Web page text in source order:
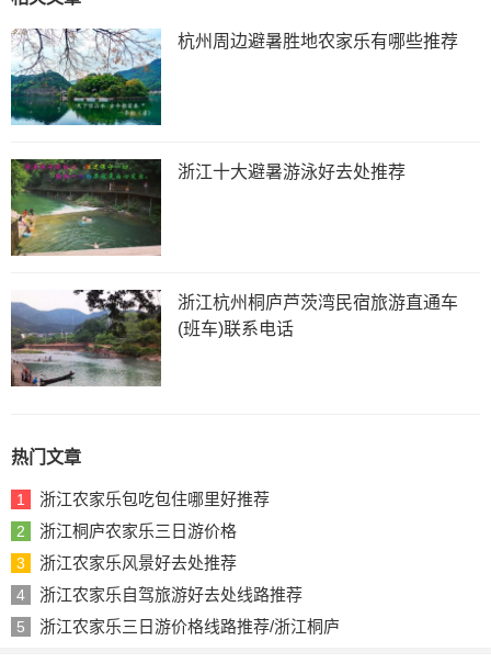
杭州周边避暑胜地农家乐有哪些推荐
浙江十大避暑游泳好去处推荐
浙江杭州桐庐芦茨湾民宿旅游直通车
(班车)联系电话
热门文章
1 浙江农家乐包吃包住哪里好推荐
2 浙江桐庐农家乐三日游价格
3 浙江农家乐风景好去处推荐
4 浙江农家乐自驾旅游好去处线路推荐
5 浙江农家乐三日游价格线路推荐/浙江桐庐